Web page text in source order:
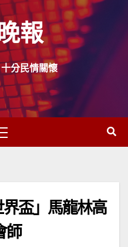
報
分民情關懷
界盃」馬龍林高
師